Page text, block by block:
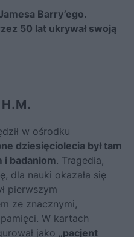
Barry’ego.
50 lat ukrywał swoją
w ośrodku
dziesięciolecia był tam
i badaniom. Tragedia,
dla nauki okazała się
pierwszym
ze znacznymi,
W kartach
jako „pacjent